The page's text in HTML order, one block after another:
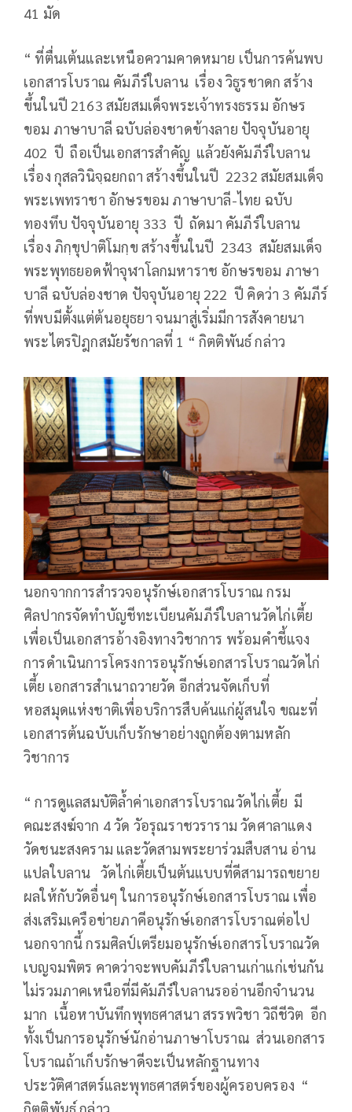
41 มัด
“ ที่ตื่นเต้นและเหนือความคาดหมาย เป็นการค้นพบ
เอกสารโบราณ คัมภีร์ใบลาน เรื่อง วิธูรชาดก สร้าง
ขึ้นในปี 2163 สมัยสมเด็จพระเจ้าทรงธรรม อักษร
ขอม ภาษาบาลี ฉบับล่องชาดข้างลาย ปัจจุบันอายุ
402 ปี ถือเป็นเอกสารสำคัญ แล้วยังคัมภีร์ใบลาน
เรื่อง กุสลวินิจฺฉยกถา สร้างขึ้นในปี 2232 สมัยสมเด็จ
พระเพทราชา อักษรขอม ภาษาบาลี-ไทย ฉบับ
ทองทึบ ปัจจุบันอายุ 333 ปี ถัดมา คัมภีร์ใบลาน
เรื่อง ภิกฺขุปาติโมกฺข สร้างขึ้นในปี 2343 สมัยสมเด็จ
พระพุทธยอดฟ้าจุฬาโลกมหาราช อักษรขอม ภาษา
บาลี ฉบับล่องชาด ปัจจุบันอายุ 222 ปี คิดว่า 3 คัมภีร์
ที่พบมีตั้งแต่ต้นอยุธยา จนมาสู่เริ่มมีการสังคายนา
พระไตรปิฎกสมัยรัชกาลที่ 1 “ กิตติพันธ์ กล่าว
นอกจากการสำรวจอนุรักษ์เอกสารโบราณ กรม
ศิลปากรจัดทำบัญชีทะเบียนคัมภีร์ใบลานวัดไก่เตี้ย
เพื่อเป็นเอกสารอ้างอิงทางวิชาการ พร้อมคำชี้แจง
การดำเนินการโครงการอนุรักษ์เอกสารโบราณวัดไก่
เตี้ย เอกสารสำเนาถวายวัด อีกส่วนจัดเก็บที่
หอสมุดแห่งชาติเพื่อบริการสืบค้นแก่ผู้สนใจ ขณะที่
เอกสารต้นฉบับเก็บรักษาอย่างถูกต้องตามหลัก
วิชาการ
“ การดูแลสมบัติล้ำค่าเอกสารโบราณวัดไก่เตี้ย มี
คณะสงฆ์จาก 4 วัด วัอรุณราชวราราม วัดศาลาแดง
วัดชนะสงคราม และวัดสามพระยาร่วมสืบสาน อ่าน
แปลใบลาน วัดไก่เตี้ยเป็นต้นแบบที่ดีสามารถขยาย
ผลให้กับวัดอื่นๆ ในการอนุรักษ์เอกสารโบราณ เพื่อ
ส่งเสริมเครือข่ายภาคีอนุรักษ์เอกสารโบราณต่อไป
นอกจากนี้ กรมศิลป์เตรียมอนุรักษ์เอกสารโบราณวัด
เบญจมพิตร คาดว่าจะพบคัมภีร์ใบลานเก่าแก่เช่นกัน
ไม่รวมภาคเหนือที่มีคัมภีร์ใบลานรออ่านอีกจำนวน
มาก เนื้อหาบันทึกพุทธศาสนา สรรพวิชา วิถีชีวิต อีก
ทั้งเป็นการอนุรักษ์นักอ่านภาษาโบราณ ส่วนเอกสาร
โบราณถ้าเก็บรักษาดีจะเป็นหลักฐานทาง
ประวัติศาสตร์และพุทธศาสตร์ของผู้ครอบครอง “